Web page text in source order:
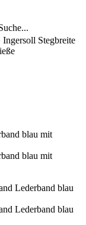
Ingersoll Stegbreite